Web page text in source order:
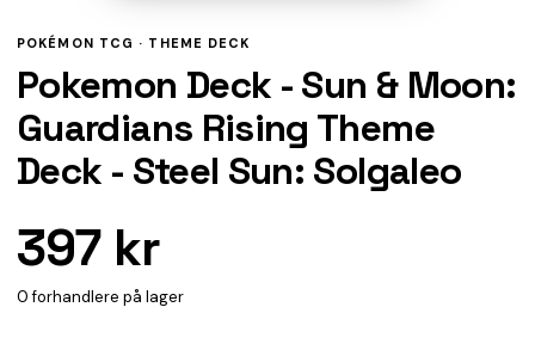
POKÉMON TCG · THEME DECK
Pokemon Deck - Sun & Moon:
Guardians Rising Theme
Deck - Steel Sun: Solgaleo
397 kr
0 forhandlere på lager